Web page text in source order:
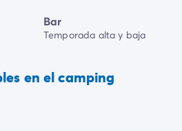
Bar
Temporada alta y baja
en el camping